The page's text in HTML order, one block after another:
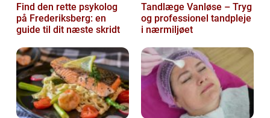
Find den rette psykolog
på Frederiksberg: en
guide til dit næste skridt
Tandlæge Vanløse – Tryg
og professionel tandpleje
i nærmiljøet